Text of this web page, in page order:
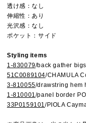
透け感：なし
伸縮性：あり
光沢感：なし
ポケット：サイド
Styling items
1-830079/back gather
51C0089104/CHAMULA
3-810055/drawstring hem
1-810001 /panel border PO
33P0159101 /PIOLA